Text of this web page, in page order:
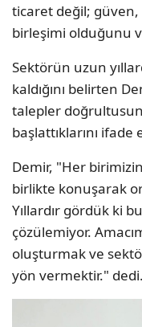
ticaret değil; güven,
birleşimi olduğunu
Sektörün uzun
kaldığını belirten
talepler
başlattıklarını ifade
Demir, "Her
birlikte konuşarak
Yıllardır gördük ki
çözülemiyor.
oluşturmak ve
yön vermektir." dedi.